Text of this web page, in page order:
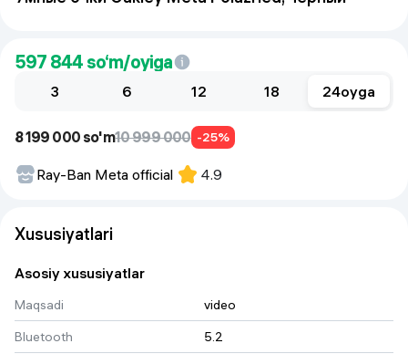
597 844 so‘m/oyiga
3 6 12 18 24oyga
8 199 000 so'm10 999 000 -25%
Ray-Ban Meta official 4.9
Xususiyatlari
Asosiy xususiyatlar
Maqsadi
video
Bluetooth
5.2